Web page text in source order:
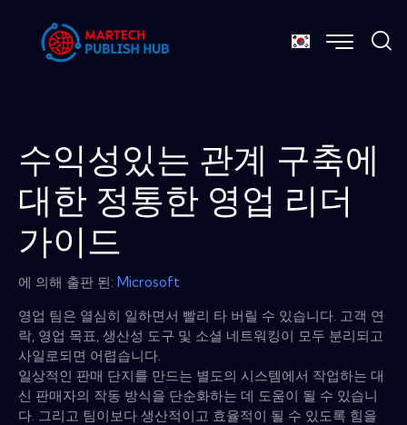
수익성있는 관계 구축에
대한 정통한 영업 ​​리더
가이드
에 의해 출판 된: Microsoft
영업 팀은 열심히 일하면서 빨리 타 버릴 수 있습니다. 고객 연
락, 영업 목표, 생산성 도구 및 소셜 네트워킹이 모두 분리되고
사일로되면 어렵습니다.
일상적인 판매 단지를 만드는 별도의 시스템에서 작업하는 대
신 판매자의 작동 방식을 단순화하는 데 도움이 될 수 있습니
다. 그리고 팀이보다 생산적이고 효율적이 될 수 있도록 힘을